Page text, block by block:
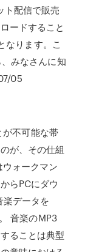
ト配信で販売
ードすること
なります。こ
みなさんに知
05
不可能な帯
が、その仕組
ォークマン
らPCにダウ
楽データを
音楽のMP3
ることは典型